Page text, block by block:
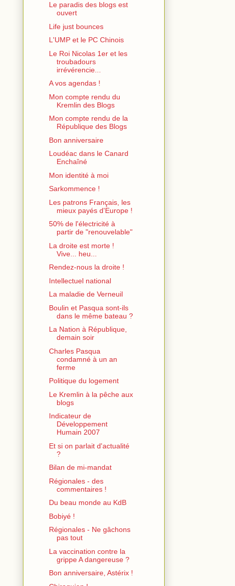
Le paradis des blogs est
ouvert
Life just bounces
L'UMP et le PC Chinois
Le Roi Nicolas 1er et les
troubadours
irrévérencie...
A vos agendas !
Mon compte rendu du
Kremlin des Blogs
Mon compte rendu de la
République des Blogs
Bon anniversaire
Loudéac dans le Canard
Enchaîné
Mon identité à moi
Sarkommence !
Les patrons Français, les
mieux payés d'Europe !
50% de l'électricité à
partir de "renouvelable"
La droite est morte !
Vive... heu...
Rendez-nous la droite !
Intellectuel national
La maladie de Verneuil
Boulin et Pasqua sont-ils
dans le même bateau ?
La Nation à République,
demain soir
Charles Pasqua
condamné à un an
ferme
Politique du logement
Le Kremlin à la pêche aux
blogs
Indicateur de
Développement
Humain 2007
Et si on parlait d'actualité
?
Bilan de mi-mandat
Régionales - des
commentaires !
Du beau monde au KdB
Bobiyé !
Régionales - Ne gâchons
pas tout
La vaccination contre la
grippe A dangereuse ?
Bon anniversaire, Astérix !